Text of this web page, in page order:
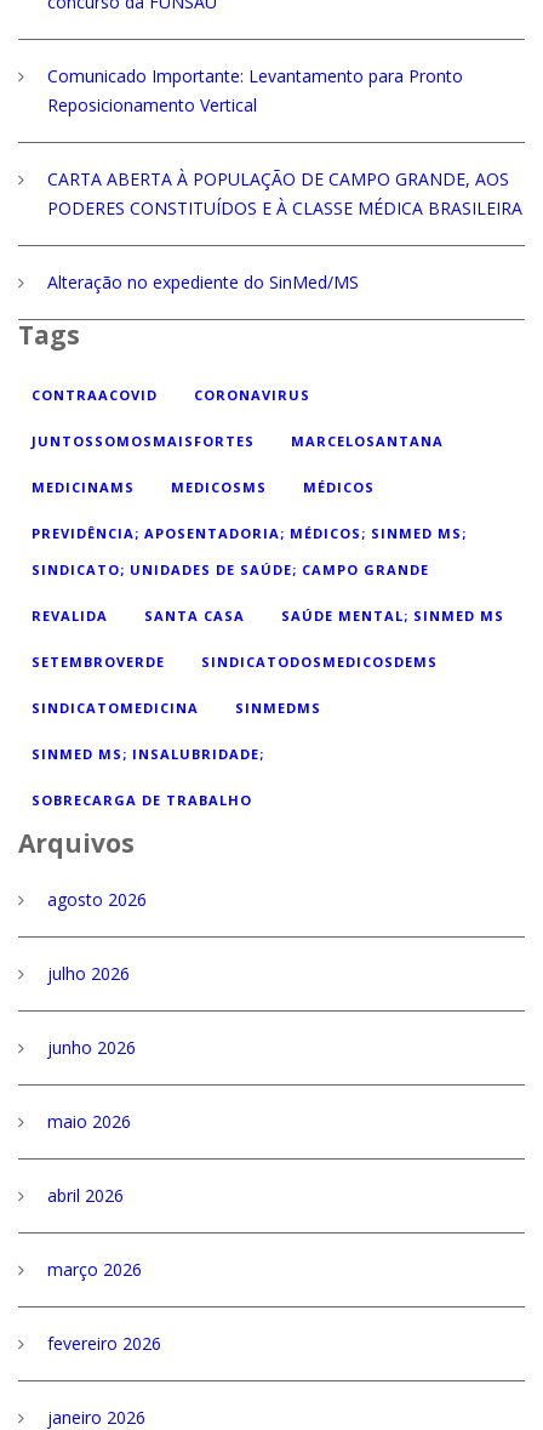
Comunicado Importante: Levantamento para Pronto
Reposicionamento Vertical
CARTA ABERTA À POPULAÇÃO DE CAMPO GRANDE, AOS
PODERES CONSTITUÍDOS E À CLASSE MÉDICA BRASILEIRA
Alteração no expediente do SinMed/MS
Tags
CONTRAACOVID CORONAVIRUS
JUNTOSSOMOSMAISFORTES MARCELOSANTANA
MEDICINAMS MEDICOSMS MÉDICOS
PREVIDÊNCIA; APOSENTADORIA; MÉDICOS; SINMED MS;
SINDICATO; UNIDADES DE SAÚDE; CAMPO GRANDE
REVALIDA SANTA CASA SAÚDE MENTAL; SINMED MS
SETEMBROVERDE SINDICATODOSMEDICOSDEMS
SINDICATOMEDICINA SINMEDMS
SINMED MS; INSALUBRIDADE;
SOBRECARGA DE TRABALHO
Arquivos
agosto 2026
julho 2026
junho 2026
maio 2026
abril 2026
março 2026
fevereiro 2026
janeiro 2026